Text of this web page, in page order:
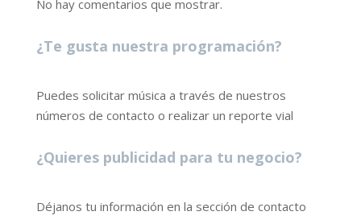
No hay comentarios que mostrar.
¿Te gusta nuestra programación?
Puedes solicitar música a través de nuestros
números de contacto o realizar un reporte vial
¿Quieres publicidad para tu negocio?
Déjanos tu información en la sección de contacto